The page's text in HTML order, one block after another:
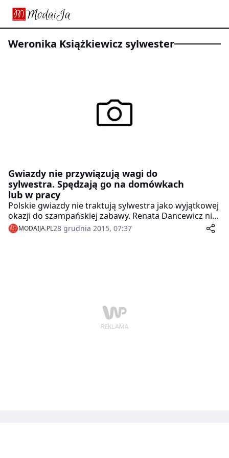
Weronika Książkiewicz sylwester
Gwiazdy nie przywiązują wagi do
sylwestra. Spędzają go na domówkach
lub w pracy
Polskie gwiazdy nie traktują sylwestra jako wyjątkowej
okazji do szampańskiej zabawy. Renata Dancewicz nie
lubi przymusu imprezowania, a Weronika Książkiewicz
w ostatnią noc w roku zazwyczaj pracuje w teatrze.
MODAIJA.PL28 grudnia 2015, 07:37